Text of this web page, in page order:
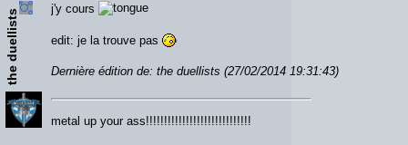
the duellists j'y cours
edit: je la trouve pas
Dernière édition de: the duellists (27/02/2014 19:31:43)
metal up your ass!!!!!!!!!!!!!!!!!!!!!!!!!!!!!